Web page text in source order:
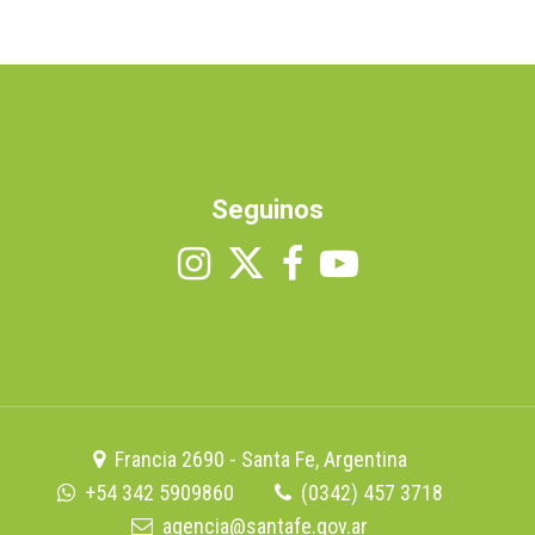
Seguinos
Francia 2690 - Santa Fe, Argentina
+54 342 5909860
(0342) 457 3718
agencia@santafe.gov.ar